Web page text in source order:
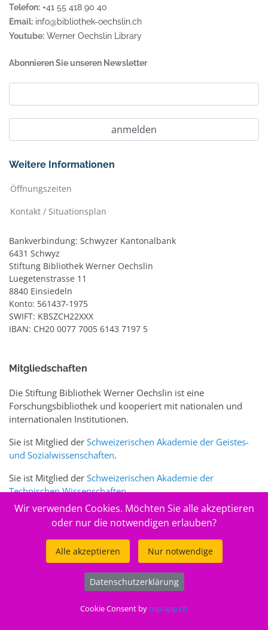
Telefon: +41 55 418 90 40
Email: info@bibliothek-oechslin.ch
Youtube: Werner Oechslin Library
Abonnieren Sie unseren Newsletter
Weitere Informationen
Öffnungszeiten
Kontakt / Situationsplan
Bankverbindung: Schwyzer Kantonalbank
6431 Schwyz
Stiftung Bibliothek Werner Oechslin
Luegetenstrasse 11
8840 Einsiedeln
Konto: 561437-1975
SWIFT: KBSZCH22XXX
IBAN: CH20 0077 7005 6143 7197 5
Mitgliedschaften
Die Stiftung Bibliothek Werner Oechslin ist eine
Forschungsbibliothek und kooperiert mit nationalen und
internationalen Institutionen.
Sie ist Mitglied der Schweizerischen Akademie der Geistes-
und Sozialwissenschaften.
Sie ist Mitglied der Schweizerischen Akademie der
Technischen Wissenschaften.
Sie ist zudem Mitglied des Schweizer Portalswww.sciences-
Stiftung Bibliothek Werner Oechslin
Wir verwenden Cookies. Möchten Sie alle akzeptieren
oder nur die notwendigen erlauben?
Alle akzeptieren Nur notwendige
Datenschutzerklärung
Cookie Consent bytop-app.ch